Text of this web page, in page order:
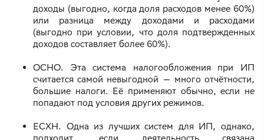
доходы (выгодно, когда доля расходов менее 60%)
или разница между доходами и расходами
(выгодно при условии, что доля подтвержденных
доходов составляет более 60%).
ОСНО. Эта система налогообложения при ИП
считается самой невыгодной — много отчётности,
большие налоги. Её применяют обычно, если не
попадают под условия других режимов.
ЕСХН. Одна из лучших систем для ИП, однако,